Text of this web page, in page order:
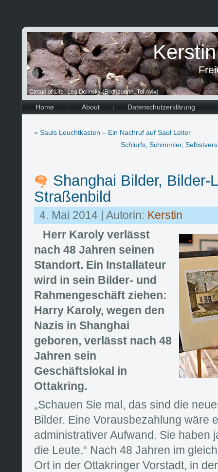
Home About Datenschutzerklärung
« Sauls Leuchtkasten – Ein Nachruf auf Saul Leiter
Schlurfs, Schimmler,
Shanghai Bilder, Bilder-
Straßenbild
4. Mai 2014 | Autorin: Kerstin
Herr Karoly verlässt
nach 48 Jahren seinen
Standort. Ein Installateur
wird in sein Bilder- und
Rahmengeschäft ziehen:
Harry Karoly, wegen den
Nazis in Shanghai
geboren, verlässt nach 48
Jahren sein
Geschäftslokal in
Ottakring.
„Schauen Sie mal, das sind die
Bilder. Eine Vorausbezahlung wäre
administrativer Aufwand. Sie haben
die Leute.“ Nach 48 Jahren im
Ort in der Ottakringer Vorstadt, in